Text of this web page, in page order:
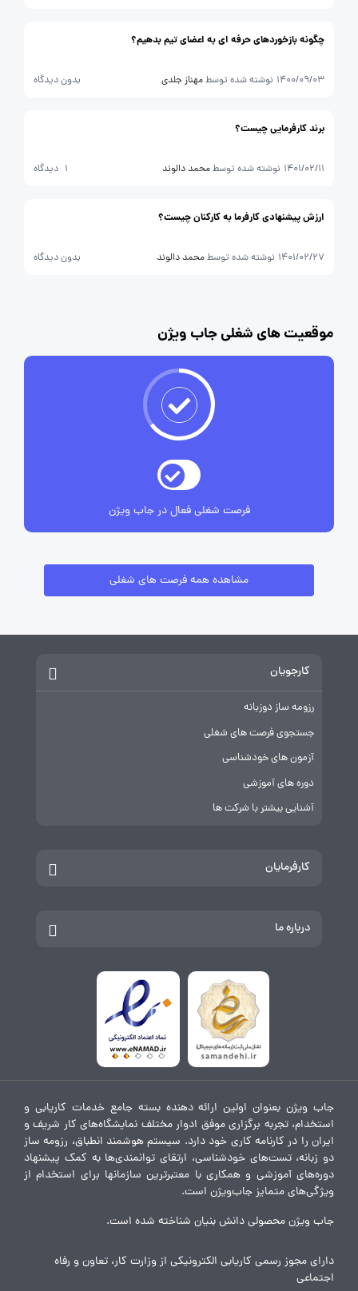
چگونه بازخوردهای حرفه ای به اعضای تیم بدهیم؟
1400/09/03 نوشته شده توسطمهناز جلدی بدون دیدگاه
برند کارفرمایی چیست؟
1401/02/11 نوشته شده توسطمحمد دالوند 1 دیدگاه
ارزش پیشنهادی کارفرما به کارکنان چیست؟
1401/02/27 نوشته شده توسطمحمد دالوند بدون دیدگاه
موقعیت های شغلی جاب ویژن
فرصت شغلی فعال در جاب ویژن
مشاهده همه فرصت های شغلی
کارجویان
رزومه ساز دوزبانه
جستجوی فرصت های شغلی
آزمون های خودشناسی
دوره های آموزشی
آشنایی بیشتر با شرکت ها
کارفرمایان
درباره ما
جاب ویژن بعنوان اولین ارائه دهنده بسته جامع خدمات کاریابی و
استخدام، تجربه برگزاری موفق ادوار مختلف نمایشگاه‌های کار شریف و
ایران را در کارنامه کاری خود دارد. سیستم هوشمند انطباق، رزومه ساز
دو زبانه، تست‌های خودشناسی، ارتقای توانمندی‌ها به کمک پیشنهاد
دوره‌های آموزشی و همکاری با معتبرترین سازمانها برای استخدام از
ویژگی‌های متمایز جاب‌ویژن است.
جاب ویژن محصولی دانش بنیان شناخته شده است.
دارای مجوز رسمی کاریابی الکترونیکی از وزارت کار، تعاون و رفاه
اجتماعی